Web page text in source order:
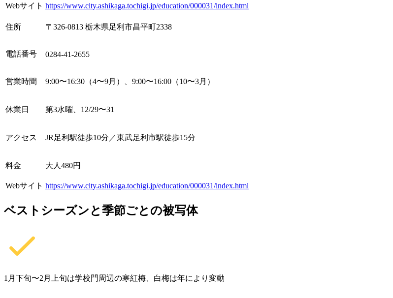
Webサイト https://www.city.ashikaga.tochigi.jp/education/000031/index.html
住所 〒326-0813 栃木県足利市昌平町2338
電話番号 0284-41-2655
営業時間 9:00〜16:30（4〜9月）、9:00〜16:00（10〜3月）
休業日 第3水曜、12/29〜31
アクセス JR足利駅徒歩10分／東武足利市駅徒歩15分
料金 大人480円
Webサイト https://www.city.ashikaga.tochigi.jp/education/000031/index.html
ベストシーズンと季節ごとの被写体
1月下旬〜2月上旬は学校門周辺の寒紅梅、白梅は年により変動